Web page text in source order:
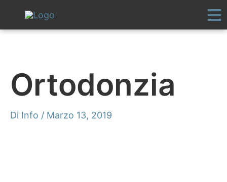
contenuto
Ortodonzia
Di Info / Marzo 13, 2019